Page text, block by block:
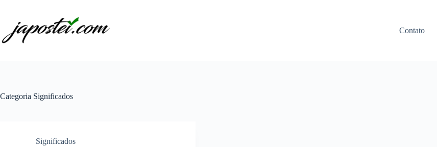
conteúdo
Contato
Categoria Significados
Significados